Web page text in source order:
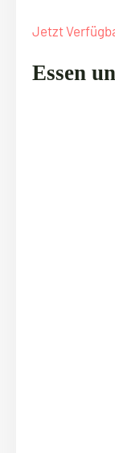
Jetzt
Essen